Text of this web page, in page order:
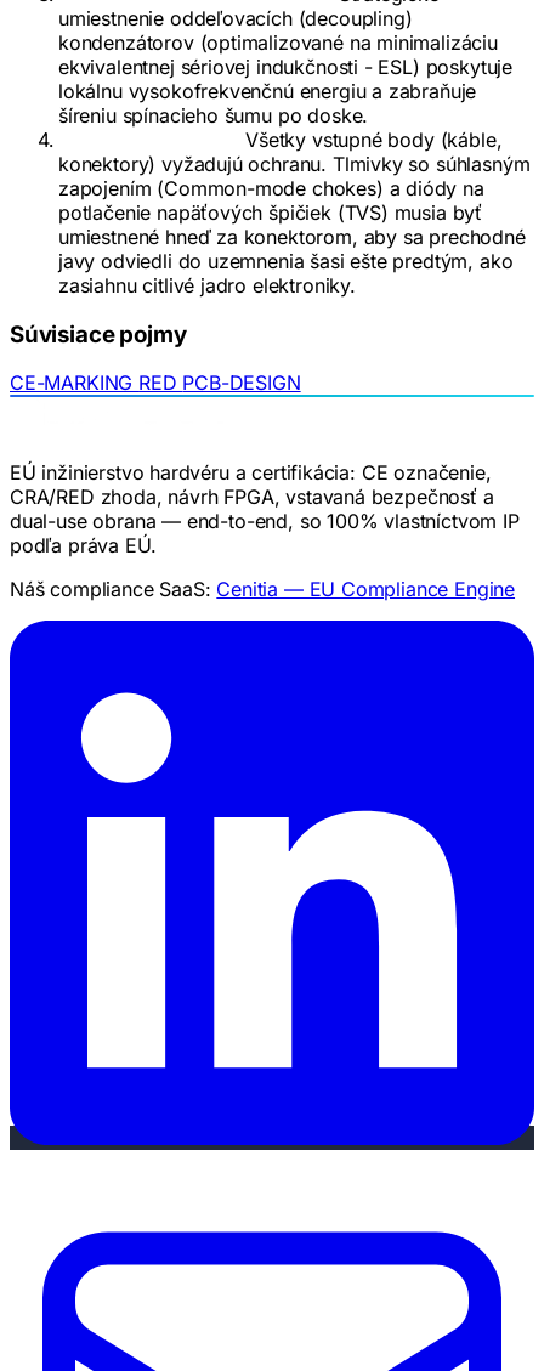
umiestnenie oddeľovacích (decoupling)
kondenzátorov (optimalizované na minimalizáciu
ekvivalentnej sériovej indukčnosti - ESL) poskytuje
lokálnu vysokofrekvenčnú energiu a zabraňuje
šíreniu spínacieho šumu po doske.
Všetky vstupné body (káble,
konektory) vyžadujú ochranu. Tlmivky so súhlasným
zapojením (Common-mode chokes) a diódy na
potlačenie napäťových špičiek (TVS) musia byť
umiestnené hneď za konektorom, aby sa prechodné
javy odviedli do uzemnenia šasi ešte predtým, ako
zasiahnu citlivé jadro elektroniky.
Súvisiace pojmy
CE-MARKING RED PCB-DESIGN
EÚ inžinierstvo hardvéru a certifikácia: CE označenie,
CRA/RED zhoda, návrh FPGA, vstavaná bezpečnosť a
dual-use obrana — end-to-end, so 100% vlastníctvom IP
podľa práva EÚ.
Náš compliance SaaS: Cenitia — EU Compliance Engine